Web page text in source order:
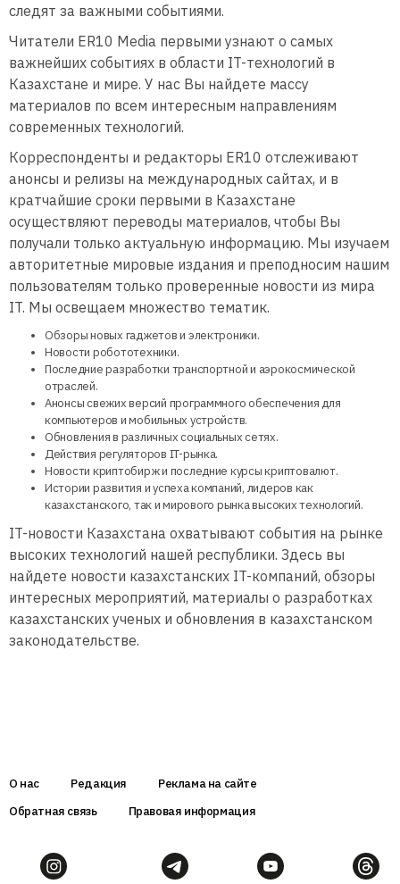
следят за важными событиями.
Читатели ER10 Media первыми узнают о самых
важнейших событиях в области IT-технологий в
Казахстане и мире. У нас Вы найдете массу
материалов по всем интересным направлениям
современных технологий.
Корреспонденты и редакторы ER10 отслеживают
анонсы и релизы на международных сайтах, и в
кратчайшие сроки первыми в Казахстане
осуществляют переводы материалов, чтобы Вы
получали только актуальную информацию. Мы изучаем
авторитетные мировые издания и преподносим нашим
пользователям только проверенные новости из мира
IT. Мы освещаем множество тематик.
Обзоры новых гаджетов и электроники.
Новости робототехники.
Последние разработки транспортной и аэрокосмической
отраслей.
Анонсы свежих версий программного обеспечения для
компьютеров и мобильных устройств.
Обновления в различных социальных сетях.
Действия регуляторов IT-рынка.
Новости криптобирж и последние курсы криптовалют.
Истории развития и успеха компаний, лидеров как
казахстанского, так и мирового рынка высоких технологий.
IT-новости Казахстана охватывают события на рынке
высоких технологий нашей республики. Здесь вы
найдете новости казахстанских IT-компаний, обзоры
интересных мероприятий, материалы о разработках
казахстанских ученых и обновления в казахстанском
законодательстве.
О нас Редакция
Реклама на сайте
Обратная связь
Правовая информация